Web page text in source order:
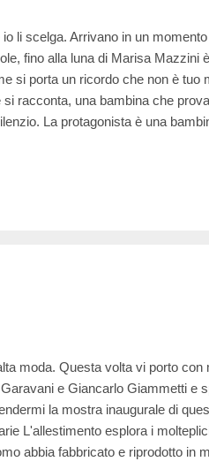
li scelga. Arrivano in un
fino alla luna di Marisa Mazzini
si porta un ricordo che non è tuo
racconta, una bambina che
La protagonista è una
che ci spiazza. Erika ascolta,
moda. Questa volta vi porto con
e Giancarlo Giammetti e
la mostra inaugurale di
L'allestimento esplora i
abbia fabbricato e riprodotto in